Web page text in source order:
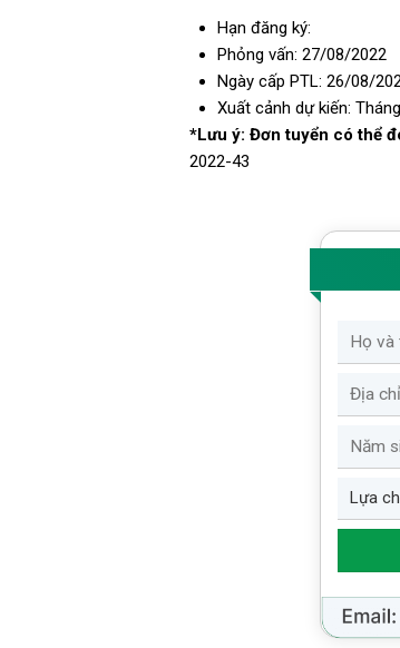
Hạn đăng ký:
Phỏng vấn: 27/08/2022
Ngày cấp PTL: 26/08/
Xuất cảnh dự kiến:
*Lưu ý: Đơn tuyển có thể
2022-43